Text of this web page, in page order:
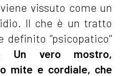
vissuto come un
Il che è un tratto
definito "psicopatico"
Un vero mostro,
mite e cordiale, che